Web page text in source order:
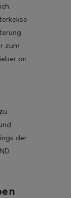
zum
an
der